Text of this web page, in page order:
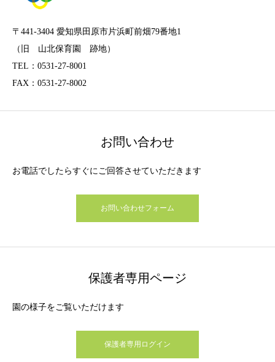
〒441-3404 愛知県田原市片浜町前畑79番地1
（旧 山北保育園 跡地）
TEL：0531-27-8001
FAX：0531-27-8002
お問い合わせ
お電話でしたらすぐにご回答させていただきます
お問い合わせフォーム
保護者専用ページ
園の様子をご覧いただけます
保護者専用ログイン